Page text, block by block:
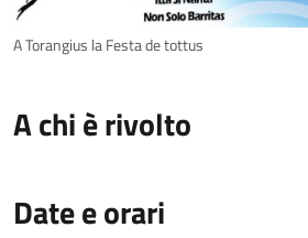
A Torangius la Festa de tottus
A chi è rivolto
Date e orari